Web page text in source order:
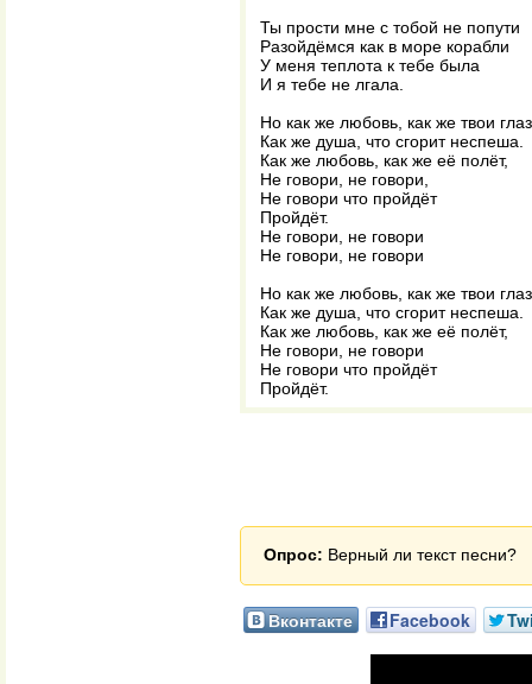
Ты прости мне с тобой не попути
Разойдёмся как в море корабли
У меня теплота к тебе была
И я тебе не лгала.
Но как же любовь, как же твои
Как же душа, что сгорит неспеша.
Как же любовь, как же её полёт,
Не говори, не говори,
Не говори что пройдёт
Пройдёт.
Не говори, не говори
Не говори, не говори
Но как же любовь, как же твои
Как же душа, что сгорит неспеша.
Как же любовь, как же её полёт,
Не говори, не говори
Не говори что пройдёт
Пройдёт.
Опрос: Верный ли текст песни?
Вконтакте Facebook